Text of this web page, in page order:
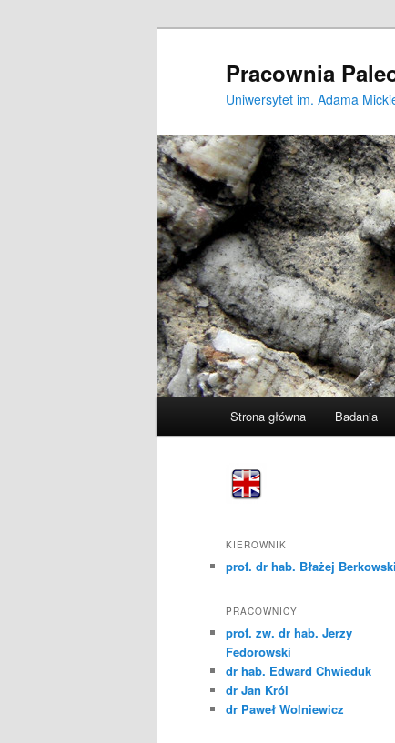
Pracownia
Uniwersytet im. Adama
Przeskocz
Strona główna Badania
KIEROWNIK
prof. dr hab. Błażej Berkowski
PRACOWNICY
prof. zw. dr hab. Jerzy
Fedorowski
dr hab. Edward Chwieduk
dr Jan Król
dr Paweł Wolniewicz